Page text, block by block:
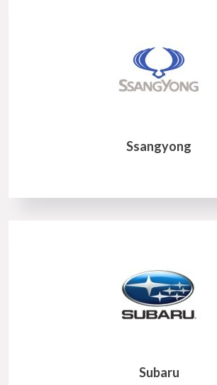
Ssangyong
Subaru